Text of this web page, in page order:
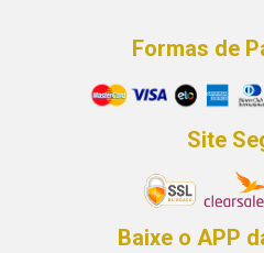
Formas de
Site
Baixe o APP